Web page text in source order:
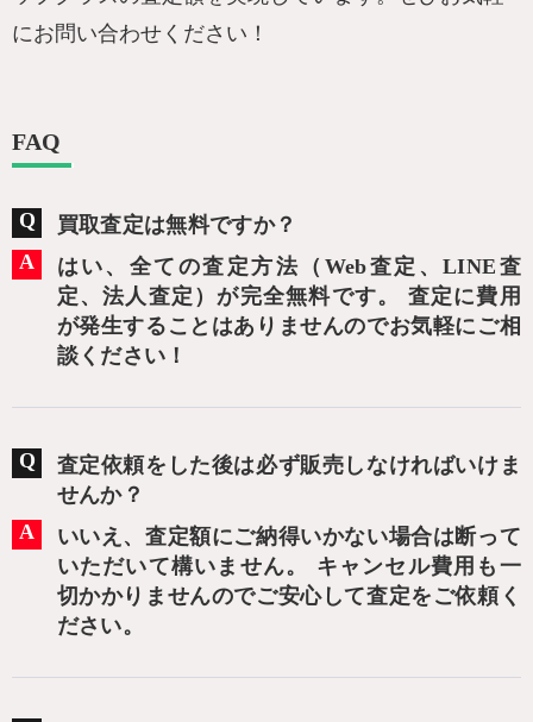
にお問い合わせください！
FAQ
買取査定は無料ですか？
はい、全ての査定方法（Web査定、LINE査
定、法人査定）が完全無料です。 査定に費用
が発生することはありませんのでお気軽にご相
談ください！
査定依頼をした後は必ず販売しなければいけま
せんか？
いいえ、査定額にご納得いかない場合は断って
いただいて構いません。 キャンセル費用も一
切かかりませんのでご安心して査定をご依頼く
ださい。